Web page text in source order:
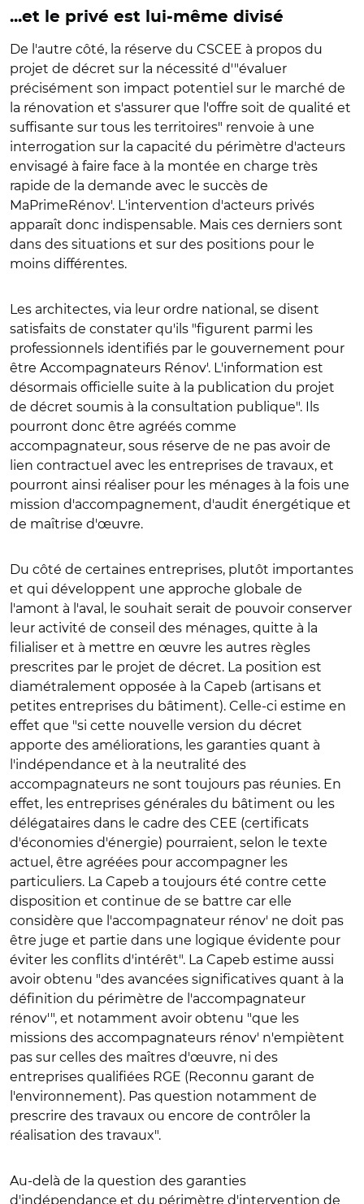
...et le privé est lui-même divisé
De l'autre côté, la réserve du CSCEE à propos du
projet de décret sur la nécessité d'"évaluer
précisément son impact potentiel sur le marché de
la rénovation et s'assurer que l'offre soit de qualité et
suffisante sur tous les territoires" renvoie à une
interrogation sur la capacité du périmètre d'acteurs
envisagé à faire face à la montée en charge très
rapide de la demande avec le succès de
MaPrimeRénov'. L'intervention d'acteurs privés
apparaît donc indispensable. Mais ces derniers sont
dans des situations et sur des positions pour le
moins différentes.
Les architectes, via leur ordre national, se disent
satisfaits de constater qu'ils "figurent parmi les
professionnels identifiés par le gouvernement pour
être Accompagnateurs Rénov'. L'information est
désormais officielle suite à la publication du projet
de décret soumis à la consultation publique". Ils
pourront donc être agréés comme
accompagnateur, sous réserve de ne pas avoir de
lien contractuel avec les entreprises de travaux, et
pourront ainsi réaliser pour les ménages à la fois une
mission d'accompagnement, d'audit énergétique et
de maîtrise d'œuvre.
Du côté de certaines entreprises, plutôt importantes
et qui développent une approche globale de
l'amont à l'aval, le souhait serait de pouvoir conserver
leur activité de conseil des ménages, quitte à la
filialiser et à mettre en œuvre les autres règles
prescrites par le projet de décret. La position est
diamétralement opposée à la Capeb (artisans et
petites entreprises du bâtiment). Celle-ci estime en
effet que "si cette nouvelle version du décret
apporte des améliorations, les garanties quant à
l'indépendance et à la neutralité des
accompagnateurs ne sont toujours pas réunies. En
effet, les entreprises générales du bâtiment ou les
délégataires dans le cadre des CEE (certificats
d'économies d'énergie) pourraient, selon le texte
actuel, être agréées pour accompagner les
particuliers. La Capeb a toujours été contre cette
disposition et continue de se battre car elle
considère que l'accompagnateur rénov' ne doit pas
être juge et partie dans une logique évidente pour
éviter les conflits d'intérêt". La Capeb estime aussi
avoir obtenu "des avancées significatives quant à la
définition du périmètre de l'accompagnateur
rénov'", et notamment avoir obtenu "que les
missions des accompagnateurs rénov' n'empiètent
pas sur celles des maîtres d'œuvre, ni des
entreprises qualifiées RGE (Reconnu garant de
l'environnement). Pas question notamment de
prescrire des travaux ou encore de contrôler la
réalisation des travaux".
Au-delà de la question des garanties
d'indépendance et du périmètre d'intervention de